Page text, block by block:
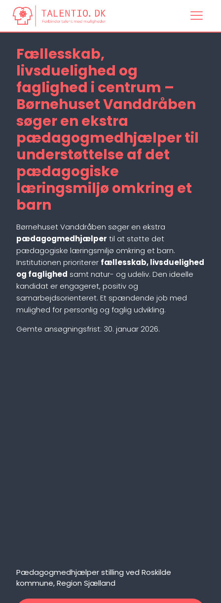
Fællesskab,
livsduelighed og
faglighed i centrum –
Børnehuset Vanddråben
søger en ekstra
pædagogmedhjælper til
understøttelse af det
pædagogiske
læringsmiljø omkring et
barn
Børnehuset Vanddråben søger en ekstra
pædagogmedhjælper til at støtte det
pædagogiske læringsmiljø omkring et barn.
Institutionen prioriterer fællesskab, livsduelighed
og faglighed samt natur- og udeliv. Den ideelle
kandidat er engageret, positiv og
samarbejdsorienteret. Et spændende job med
mulighed for personlig og faglig udvikling.
Gemte ansøgningsfrist: 30. januar 2026.
Pædagogmedhjælper stilling ved Roskilde
kommune, Region Sjælland